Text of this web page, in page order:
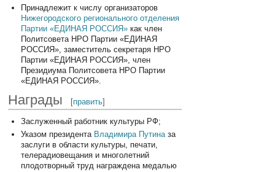
Принадлежит к числу организаторов
Нижегородского регионального отделения
Партии «ЕДИНАЯ РОССИЯ»как член
Политсовета НРО Партии «ЕДИНАЯ
РОССИЯ», заместитель секретаря НРО
Партии «ЕДИНАЯ РОССИЯ», член
Президиума Политсовета НРО Партии
«ЕДИНАЯ РОССИЯ».
Награды [править]
Заслуженный работник культуры РФ;
Указом президента Владимира Путиназа
заслуги в области культуры, печати,
телерадиовещания и многолетний
плодотворный труд награждена медалью